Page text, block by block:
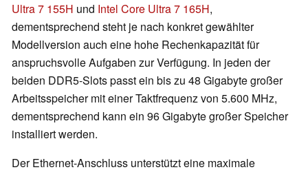
Ultra 7 155H und Intel Core Ultra 7 165H,
dementsprechend steht je nach konkret gewählter
Modellversion auch eine hohe Rechenkapazität für
anspruchsvolle Aufgaben zur Verfügung. In jeden der
beiden DDR5-Slots passt ein bis zu 48 Gigabyte großer
Arbeitsspeicher mit einer Taktfrequenz von 5.600 MHz,
dementsprechend kann ein 96 Gigabyte großer Speicher
installiert werden.
Der Ethernet-Anschluss unterstützt eine maximale